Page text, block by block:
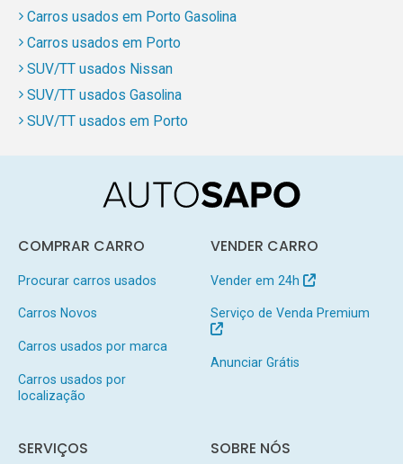
Carros usados em Porto Gasolina
Carros usados em Porto
SUV/TT usados Nissan
SUV/TT usados Gasolina
SUV/TT usados em Porto
COMPRAR CARRO
Procurar carros usados
Carros Novos
Carros usados por marca
Carros usados por
localização
VENDER CARRO
Vender em 24h
Serviço de Venda Premium
Anunciar Grátis
SERVIÇOS SOBRE NÓS